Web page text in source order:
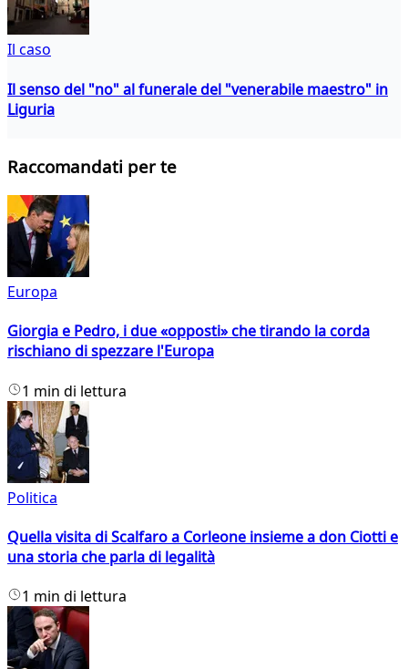
Il caso
Il senso del "no" al funerale del "venerabile maestro" in
Liguria
Raccomandati per te
Europa
Giorgia e Pedro, i due «opposti» che tirando la corda
rischiano di spezzare l'Europa
1 min di lettura
Politica
Quella visita di Scalfaro a Corleone insieme a don Ciotti e
una storia che parla di legalità
1 min di lettura